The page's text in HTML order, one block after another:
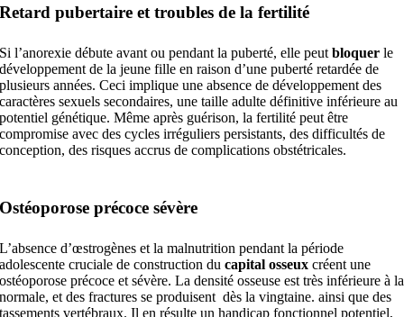
Retard pubertaire et troubles de la fertilité
Si l’anorexie débute avant ou pendant la puberté, elle peutbloquer le
développement de la jeune fille en raison d’une puberté retardée de
plusieurs années. Ceci implique une absence de développement des
caractères sexuels secondaires, une taille adulte définitive inférieure au
potentiel génétique. Même après guérison, la fertilité peut être
compromise avec des cycles irréguliers persistants, des difficultés de
conception, des risques accrus de complications obstétricales.
Ostéoporose précoce sévère
L’absence d’œstrogènes et la malnutrition pendant la période
adolescente cruciale de construction ducapital osseux créent une
ostéoporose précoce et sévère. La densité osseuse est très inférieure à la
normale, et des fractures se produisent dès la vingtaine. ainsi que des
tassements vertébraux. Il en résulte un handicap fonctionnel potentiel,